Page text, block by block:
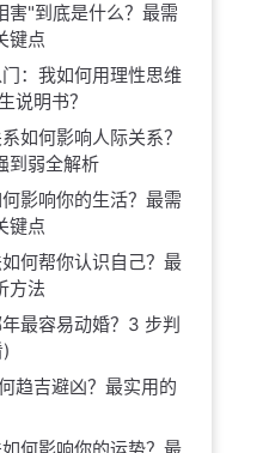
害"到底是什么？最需
键点
：我如何用理性思维
说明书？
如何影响人际关系？
到弱全解析
影响你的生活？最需
键点
何帮你认识自己？最
方法
最容易动婚？3 步判
趋吉避凶？最实用的